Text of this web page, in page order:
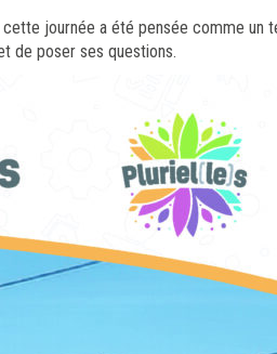
journée a été pensée comme un
de poser ses questions.